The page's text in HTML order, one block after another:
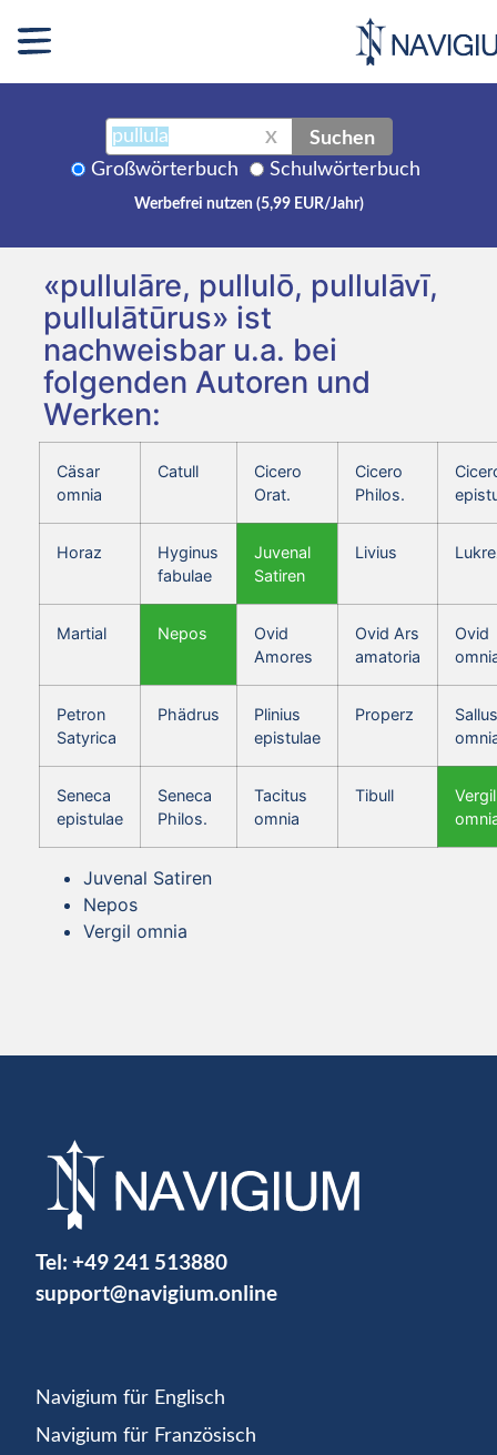
X Suchen
Großwörterbuch Schulwörterbuch
Werbefrei nutzen (5,99 EUR/Jahr)
«pullulāre, pullulō, pullulāvī,
pullulātūrus» ist
nachweisbar u.a. bei
folgenden Autoren und
Werken:
Cäsar
omnia
Catull
Cicero
Orat.
Cicero
Philos.
Horaz
Hyginus
fabulae
Juvenal
Satiren
Livius
Martial Nepos
Ovid
Amores
Ovid Ars
amatoria
Ovid
Petron
Satyrica
Phädrus
Plinius
epistulae
Properz
Seneca
epistulae
Seneca
Philos.
Tacitus
omnia
Tibull
Vergil
Juvenal Satiren
Nepos
Vergil omnia
Tel: +49 241 513880
support@navigium.online
Navigium für Englisch
Navigium für Französisch